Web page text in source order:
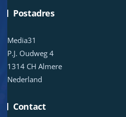
Postadres
Media31
P.J. Oudweg 4
1314 CH Almere
Nederland
Contact